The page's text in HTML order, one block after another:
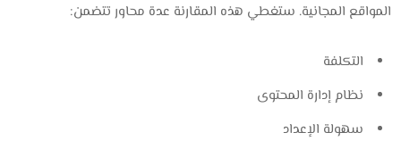
المواقع المجانية. ستغطي هذه المقارنة عدة محاور تتضمن:
التكلفة
نظام إدارة المحتوى
سهولة الإعداد